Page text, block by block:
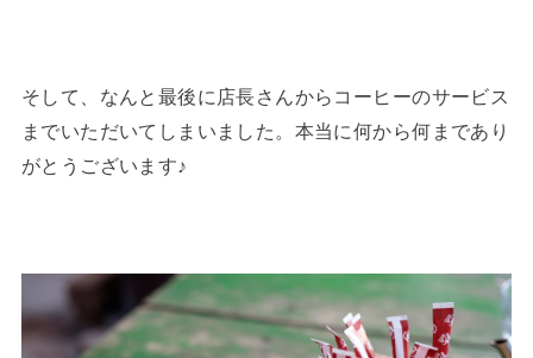
そして、なんと最後に店長さんからコーヒーのサービス
までいただいてしまいました。本当に何から何まであり
がとうございます♪